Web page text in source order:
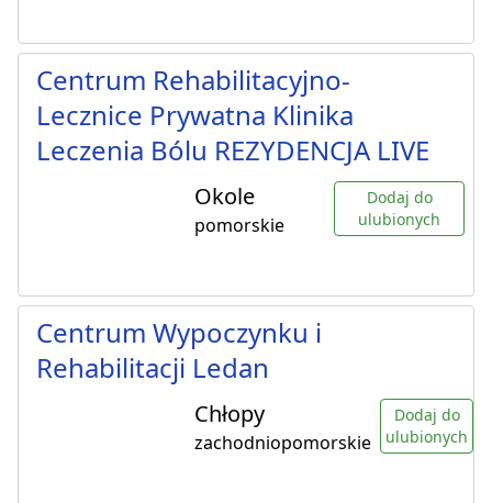
Centrum Rehabilitacyjno-
Lecznice Prywatna Klinika
Leczenia Bólu REZYDENCJA LIVE
Okole
pomorskie
Dodaj do
ulubionych
Centrum Wypoczynku i
Rehabilitacji Ledan
Chłopy
zachodniopomorskie
Dodaj do
ulubionych